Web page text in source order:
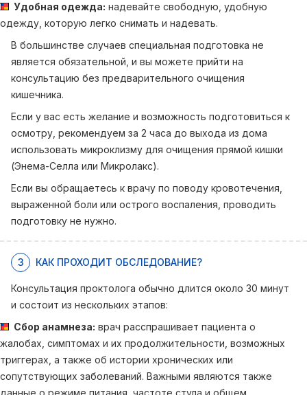
Удобная одежда: надевайте свободную, удобную
одежду, которую легко снимать и надевать.
В большинстве случаев специальная подготовка не
является обязательной, и вы можете прийти на
консультацию без предварительного очищения
кишечника.
Если у вас есть желание и возможность подготовиться к
осмотру, рекомендуем за 2 часа до выхода из дома
использовать микроклизму для очищения прямой кишки
(Энема-Селла или Микролакс).
Если вы обращаетесь к врачу по поводу кровотечения,
выраженной боли или острого воспаления, проводить
подготовку не нужно.
3 КАК ПРОХОДИТ ОБСЛЕДОВАНИЕ?
Консультация проктолога обычно длится около 30 минут
и состоит из нескольких этапов:
Сбор анамнеза: врач расспрашивает пациента о
жалобах, симптомах и их продолжительности, возможных
триггерах, а также об истории хронических или
сопутствующих заболеваний. Важными являются также
данные о режиме питания, частоте стула и общем